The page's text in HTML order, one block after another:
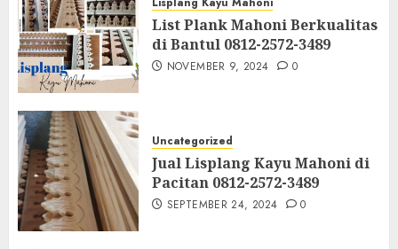
List Plank Mahoni Berkualitas
di Bantul 0812-2572-3489
NOVEMBER 9, 2024 0
Uncategorized
Jual Lisplang Kayu Mahoni di
Pacitan 0812-2572-3489
SEPTEMBER 24, 2024 0